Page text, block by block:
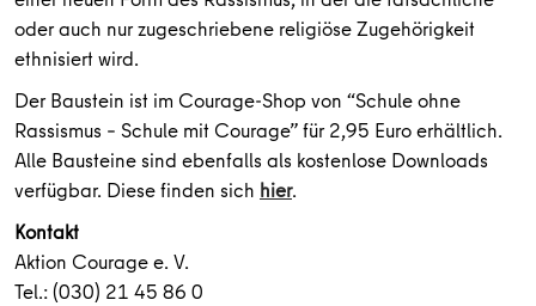
oder auch nur zugeschriebene religiöse Zugehörigkeit
ethnisiert wird.
Der Baustein ist im Courage-Shop von “Schule ohne
Rassismus – Schule mit Courage” für 2,95 Euro erhältlich.
Alle Bausteine sind ebenfalls als kostenlose Downloads
verfügbar. Diese finden sich hier.
Kontakt
Aktion Courage e. V.
Tel.: (030) 21 45 86 0